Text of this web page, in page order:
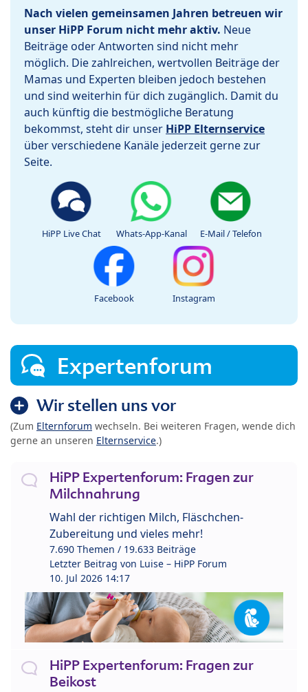
Nach vielen gemeinsamen Jahren betreuen wir
unser HiPP Forum nicht mehr aktiv. Neue
Beiträge oder Antworten sind nicht mehr
möglich. Die zahlreichen, wertvollen Beiträge der
Mamas und Experten bleiben jedoch bestehen
und sind weiterhin für dich zugänglich. Damit du
auch künftig die bestmögliche Beratung
bekommst, steht dir unser HiPP Elternservice
über verschiedene Kanäle jederzeit gerne zur
Seite.
HiPP Live Chat Whats-App-Kanal E-Mail / Telefon
Facebook Instagram
Expertenforum
Wir stellen uns vor
(Zum Elternforum wechseln. Bei weiteren Fragen, wende dich
gerne an unseren Elternservice.)
HiPP Expertenforum: Fragen zur
Milchnahrung
Wahl der richtigen Milch, Fläschchen-
Zubereitung und vieles mehr!
7.690 Themen / 19.633 Beiträge
Letzter Beitrag von Luise – HiPP Forum
10. Jul 2026 14:17
HiPP Expertenforum: Fragen zur
Beikost